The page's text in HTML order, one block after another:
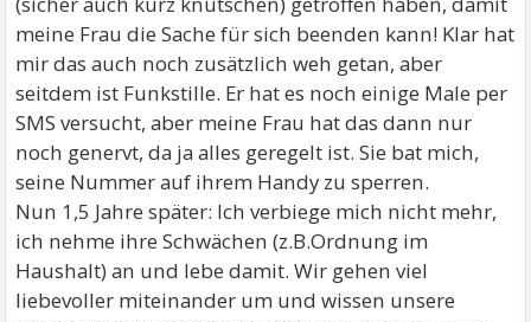
meine Frau die Sache für sich beenden kann! Klar hat
mir das auch noch zusätzlich weh getan, aber
seitdem ist Funkstille. Er hat es noch einige Male per
SMS versucht, aber meine Frau hat das dann nur
noch genervt, da ja alles geregelt ist. Sie bat mich,
seine Nummer auf ihrem Handy zu sperren.
Nun 1,5 Jahre später: Ich verbiege mich nicht mehr,
ich nehme ihre Schwächen (z.B.Ordnung im
Haushalt) an und lebe damit. Wir gehen viel
liebevoller miteinander um und wissen unsere